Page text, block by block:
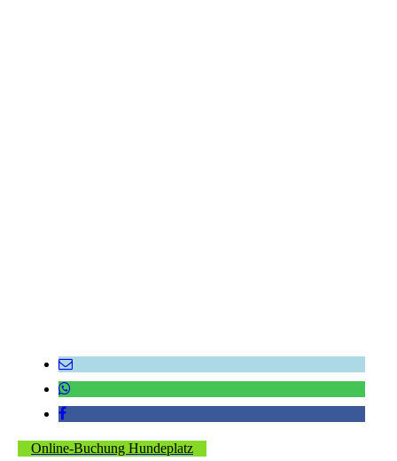
Online-Buchung Hundeplatz